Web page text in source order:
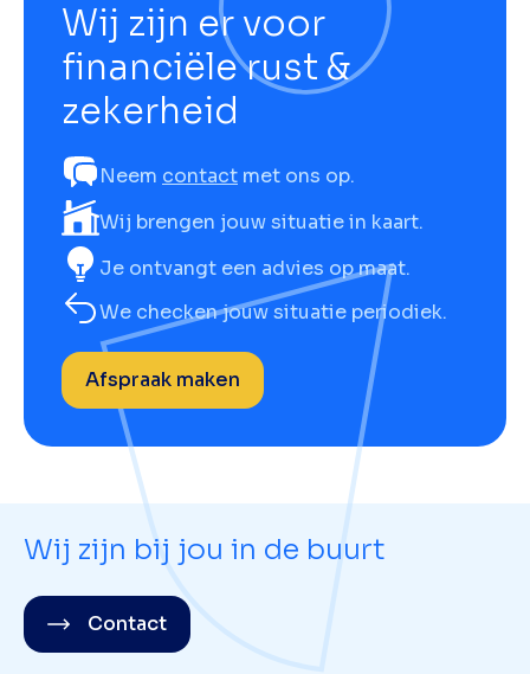
Wij zijn er voor
financiële rust &
zekerheid
Neem contact met ons op.
Wij brengen jouw situatie in kaart.
Je ontvangt een advies op maat.
We checken jouw situatie periodiek.
Afspraak maken
Wij zijn bij jou in de buurt
Contact